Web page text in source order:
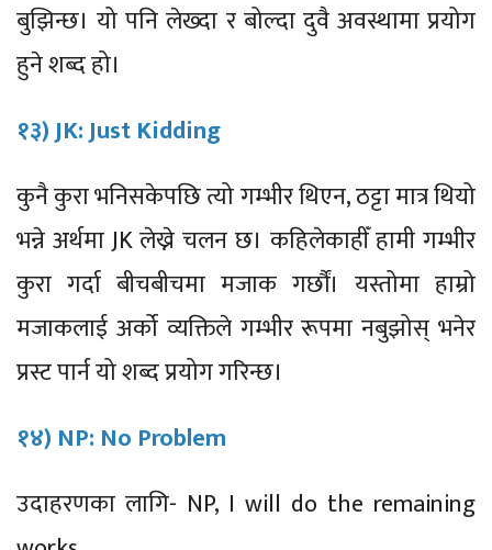
बुझिन्छ। यो पनि लेख्दा र बोल्दा दुवै अवस्थामा प्रयोग
हुने शब्द हो।
१३) JK: Just Kidding
कुनै कुरा भनिसकेपछि त्यो गम्भीर थिएन, ठट्टा मात्र थियो
भन्ने अर्थमा JK लेख्ने चलन छ। कहिलेकाहीँ हामी गम्भीर
कुरा गर्दा बीचबीचमा मजाक गर्छौं। यस्तोमा हाम्रो
मजाकलाई अर्को व्यक्तिले गम्भीर रूपमा नबुझोस् भनेर
प्रस्ट पार्न यो शब्द प्रयोग गरिन्छ।
१४) NP: No Problem
उदाहरणका लागि- NP, I will do the remaining